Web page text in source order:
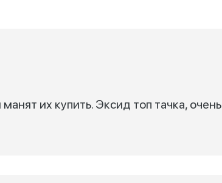
их купить. Эксид топ тачка, очень